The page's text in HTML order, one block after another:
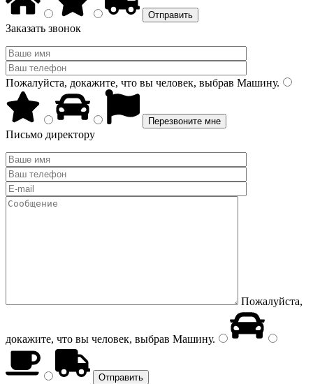
Заказать звонок
Пожалуйста, докажите, что вы человек, выбрав Машину.
Письмо директору
Пожалуйста,
докажите, что вы человек, выбрав Машину.